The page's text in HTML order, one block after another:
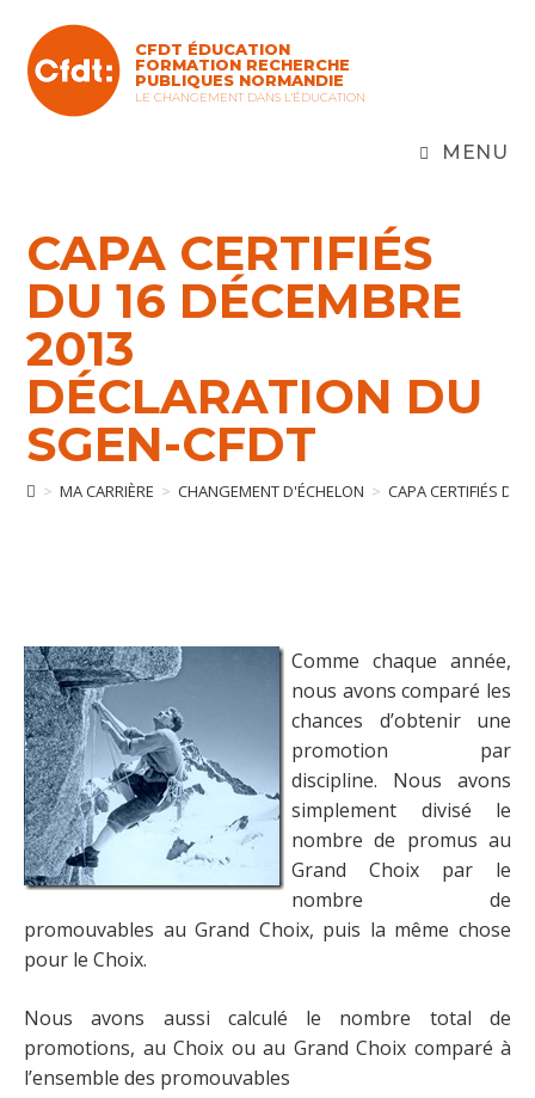
content
CFDT ÉDUCATION
FORMATION RECHERCHE
PUBLIQUES NORMANDIE
LE CHANGEMENT DANS L'ÉDUCATION
MENU
CAPA CERTIFIÉS
DU 16 DÉCEMBRE
2013
DÉCLARATION DU
SGEN-CFDT
> MA CARRIÈRE > CHANGEMENT D'ÉCHELON > CAPA CERTIFIÉS DU
Comme chaque année,
nous avons comparé les
chances d’obtenir une
promotion par
discipline. Nous avons
simplement divisé le
nombre de promus au
Grand Choix par le
nombre de
promouvables au Grand Choix, puis la même chose
pour le Choix.
Nous avons aussi calculé le nombre total de
promotions, au Choix ou au Grand Choix comparé à
l’ensemble des promouvables